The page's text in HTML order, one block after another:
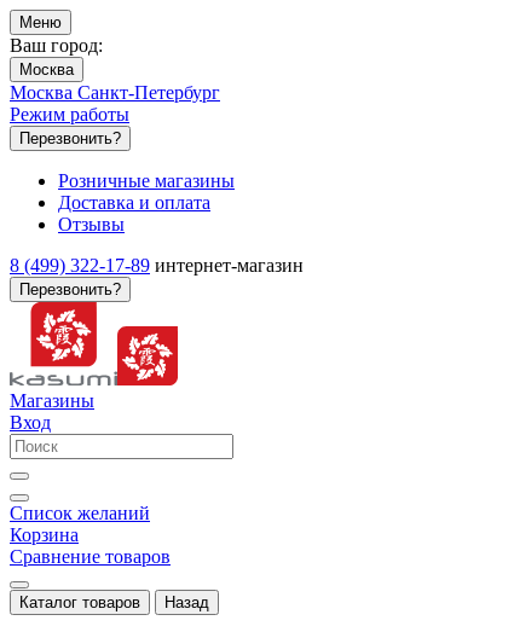
Меню
Ваш город:
Москва
Москва Санкт-Петербург
Режим работы
Перезвонить?
Розничные магазины
Доставка и оплата
Отзывы
8 (499) 322-17-89 интернет-магазин
Перезвонить?
Магазины
Вход
Список желаний
Корзина
Сравнение товаров
Каталог товаров Назад